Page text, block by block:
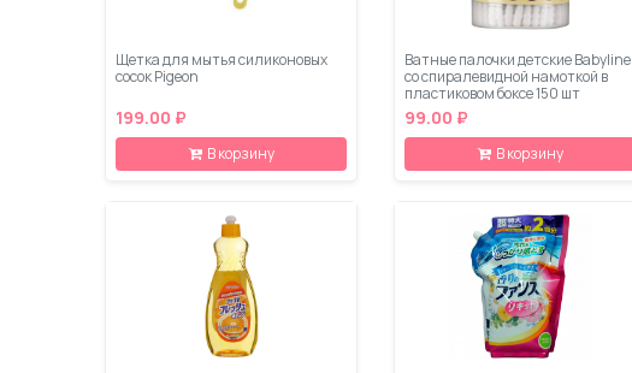
Щетка для мытья силиконовых
сосок Pigeon
199.00 ₽
В корзину
Ватные палочки детские Babyline
со спиралевидной намоткой в
пластиковом боксе 150 шт
99.00 ₽
В корзину